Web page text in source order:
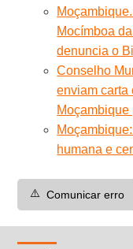
Mocímboa
denuncia o
Conselho
enviam carta
humana e
⚠️ Comunicar erro